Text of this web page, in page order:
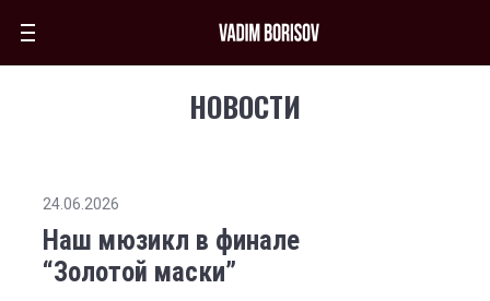
НОВОСТИ
24.06.2026
Наш мюзикл в финале
“Золотой маски”